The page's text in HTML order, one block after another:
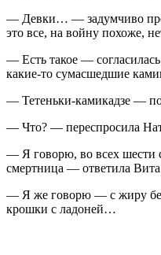
— Девки… — задумчиво
это все, на войну похоже,
— Есть такое —
какие-то сумасшедшие
— Тетеньки-камикадзе —
— Что? — переспросила
— Я говорю, во всех шести
смертница — ответила
— Я же говорю — с жиру
крошки с ладоней…